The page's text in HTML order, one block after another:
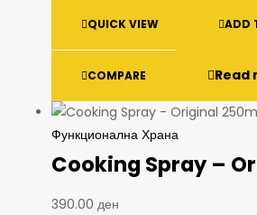
QUICK VIEW ADD
COMPARE Read
Функционална Храна
Cooking Spray –
390.00 ден